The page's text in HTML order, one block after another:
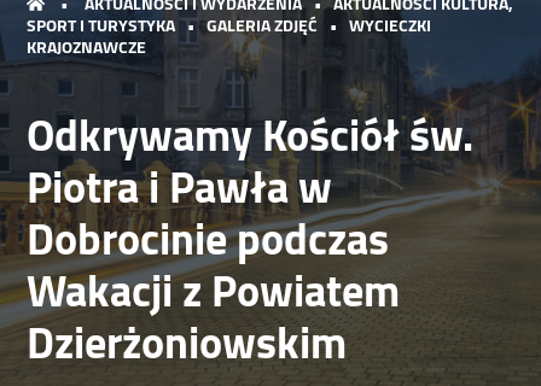
SPORT I TURYSTYKA • GALERIA ZDJĘĆ • WYCIECZKI
KRAJOZNAWCZE
Odkrywamy Kościół św.
Piotra i Pawła w
Dobrocinie podczas
Wakacji z Powiatem
Dzierżoniowskim